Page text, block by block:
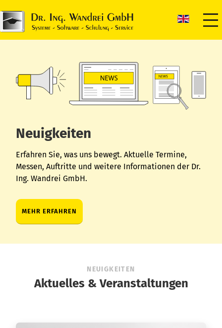
Neuigkeiten
Erfahren Sie, was uns bewegt. Aktuelle Termine,
Messen, Auftritte und weitere Informationen der Dr.
Ing. Wandrei GmbH.
MEHR ERFAHREN
NEUIGKEITEN
Aktuelles & Veranstaltungen